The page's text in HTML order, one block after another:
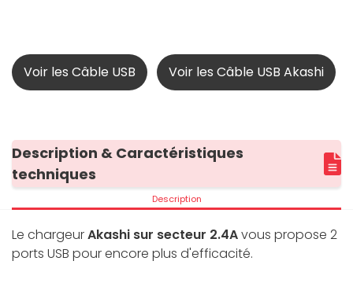
Voir les Câble USB Voir les Câble USB Akashi
Description & Caractéristiques
techniques
Description
Le chargeurAkashi sur secteur 2.4Avous propose 2
ports USB pour encore plus d'efficacité.